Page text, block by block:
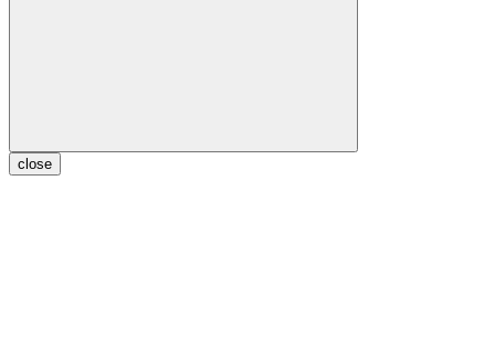
close